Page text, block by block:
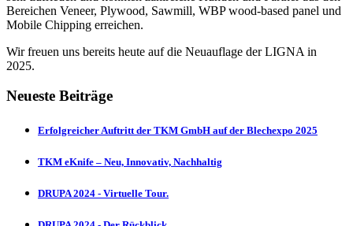
Bereichen Veneer, Plywood, Sawmill, WBP wood-based panel und
Mobile Chipping erreichen.
Wir freuen uns bereits heute auf die Neuauflage der LIGNA in
2025.
Neueste Beiträge
Erfolgreicher Auftritt der TKM GmbH auf der Blechexpo 2025
TKM eKnife – Neu, Innovativ, Nachhaltig
DRUPA 2024 - Virtuelle Tour.